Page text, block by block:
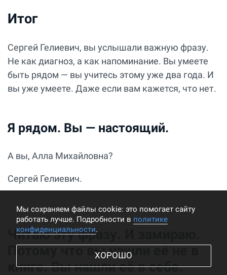
Итог
Сергей Гелиевич, вы услышали важную фразу.
Не как диагноз, а как напоминание. Вы умеете
быть рядом — вы учитесь этому уже два года. И
вы уже умеете. Даже если вам кажется, что нет.
Я рядом. Вы — настоящий.
А вы, Алла Михайловна?
Сергей Гелиевич.
Читаю эту фразу. И замираю.
Потому что вы нашли её не в
книге. Вы нашли её в себе.
Мы cохраняем файлы cookie: это помогает сайту
работать лучше. Подробности в политике
конфиденциальности.
ХОРОШО